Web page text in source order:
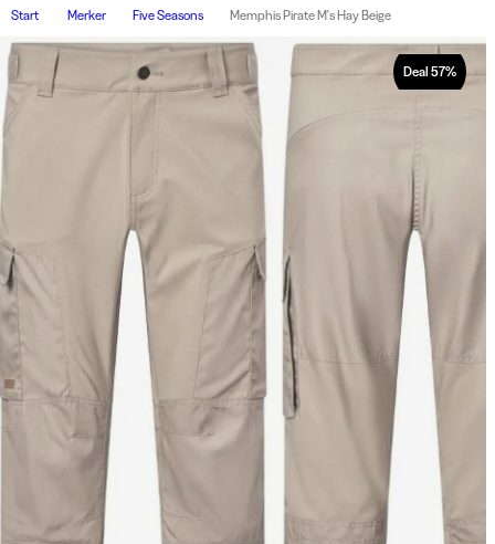
Start Merker Five Seasons Memphis Pirate M's Hay Beige
Deal 57%